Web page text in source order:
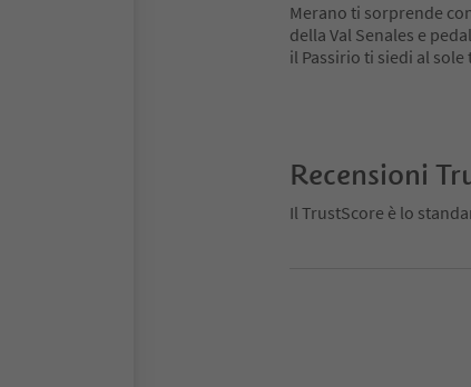
Merano ti sorprende
della Val Senales e
il Passirio ti siedi al
Recensioni
Il TrustScore è lo